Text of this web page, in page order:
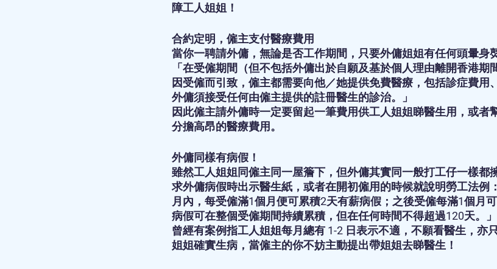
障工人姐姐！
合約定明，僱主支付醫療費用
當你一聘請外傭，無論是否工作期間，只要外傭姐姐有任何頭暈身
「在受僱期間（但不包括外傭出於自願及基於個人理由離開香港期
因受僱而引致，僱主都需要向他／她提供免費醫療，包括診症費用
外傭須接受任何由僱主提供的註冊醫生的診治。」
因此僱主請外傭時一定要留起一筆費用供工人姐姐睇醫生用，或者
分擔高昂的醫療費用。
外傭同樣有病假！
雖然工人姐姐同僱主同一屋簷下，但外傭其實同一般打工仔一樣都
求外傭病假時出示醫生紙，或者在開初僱用的時候就說明勞工法例
月內，每受僱滿1個月便可累積2天有薪病假；之後受僱每滿1個月
病假可在整個受僱期間持續累積，但在任何時間不得超過120天。」
曾經有案例指工人姐姐每月總有 1-2 日表示不適，不願看醫生，亦
姐姐確實生病，當僱主的你不妨主動提出帶姐姐去睇醫生！